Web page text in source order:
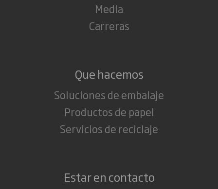
Media
Carreras
Que hacemos
Soluciones de embalaje
Productos de papel
Servicios de reciclaje
Estar en contacto